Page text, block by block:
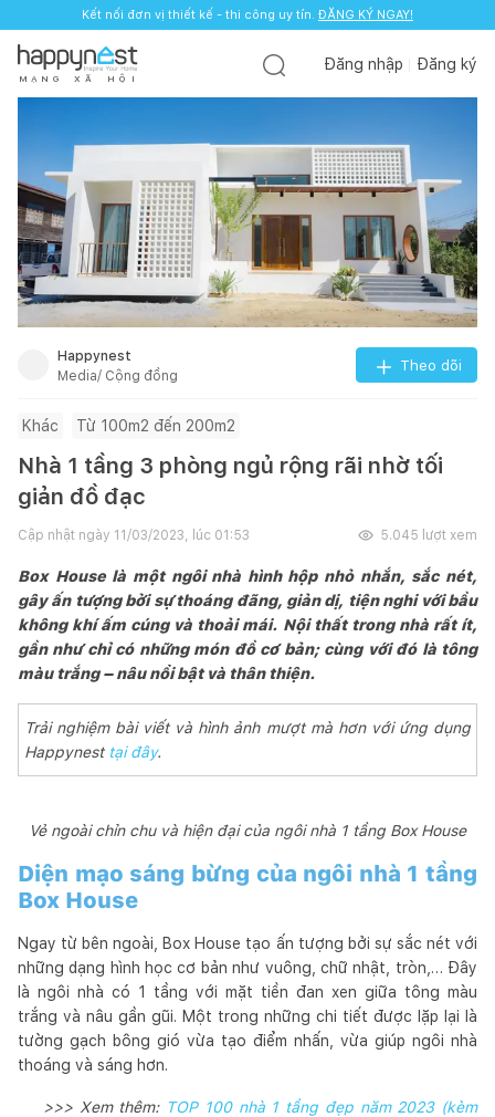
Kết nối đơn vị thiết kế - thi công uy tín. ĐĂNG KÝ NGAY!
M Ạ N G X Ã H Ộ I
Đăng nhập Đăng ký
Happynest
Media/ Cộng đồng
Theo dõi
Khác Từ 100m2 đến 200m2
Nhà 1 tầng 3 phòng ngủ rộng rãi nhờ tối
giản đồ đạc
Cập nhật ngày 11/03/2023, lúc 01:53 5.045 lượt xem
Box House là một ngôi nhà hình hộp nhỏ nhắn, sắc nét,
gây ấn tượng bởi sự thoáng đãng, giản dị, tiện nghi với bầu
không khí ấm cúng và thoải mái. Nội thất trong nhà rất ít,
gần như chỉ có những món đồ cơ bản; cùng với đó là tông
màu trắng – nâu nổi bật và thân thiện.
Trải nghiệm bài viết và hình ảnh mượt mà hơn với ứng dụng
Happynest tại đây.
Vẻ ngoài chỉn chu và hiện đại của ngôi nhà 1 tầng Box House
Diện mạo sáng bừng của ngôi nhà 1 tầng
Box House
Ngay từ bên ngoài, Box House tạo ấn tượng bởi sự sắc nét với
những dạng hình học cơ bản như vuông, chữ nhật, tròn,… Đây
là ngôi nhà có 1 tầng với mặt tiền đan xen giữa tông màu
trắng và nâu gần gũi. Một trong những chi tiết được lặp lại là
tường gạch bông gió vừa tạo điểm nhấn, vừa giúp ngôi nhà
thoáng và sáng hơn.
>>> Xem thêm: TOP 100 nhà 1 tầng đẹp năm 2023 (kèm